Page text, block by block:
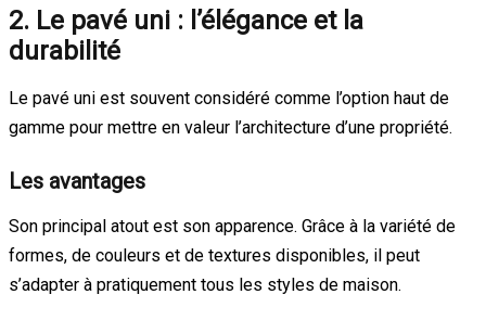
2. Le pavé uni : l’élégance et la
durabilité
Le pavé uni est souvent considéré comme l’option haut de
gamme pour mettre en valeur l’architecture d’une propriété.
Les avantages
Son principal atout est son apparence. Grâce à la variété de
formes, de couleurs et de textures disponibles, il peut
s’adapter à pratiquement tous les styles de maison.